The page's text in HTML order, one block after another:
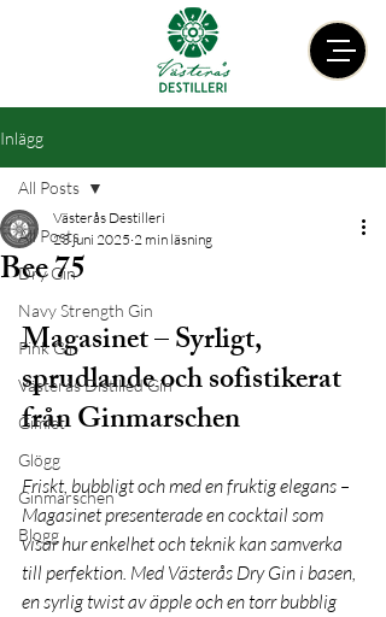
Inlägg
All Posts
Dry Gin
Navy Strength Gin
Pink Gin
Västerås Distilled Gin
Gimlet
Glögg
Ginmarschen
Blogg
All Posts
Bee 75
Västerås Destilleri
23 juni 2025 2 min läsning
Magasinet – Syrligt,
sprudlande och sofistikerat
från Ginmarschen
Friskt, bubbligt och med en fruktig elegans –
Magasinet presenterade en cocktail som
visar hur enkelhet och teknik kan samverka
till perfektion. Med Västerås Dry Gin i basen,
en syrlig twist av äpple och en torr bubblig